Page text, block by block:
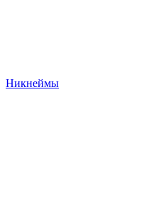
Никнеймы